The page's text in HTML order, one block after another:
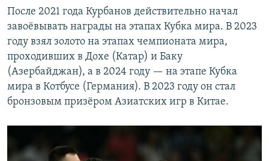
После 2021 года Курбанов действительно начал
завоёвывать награды на этапах Кубка мира. В 2023
году взял золото на этапах чемпионата мира,
проходивших в Дохе (Катар) и Баку
(Азербайджан), а в 2024 году — на этапе Кубка
мира в Котбусе (Германия). В 2023 году он стал
бронзовым призёром Азиатских игр в Китае.